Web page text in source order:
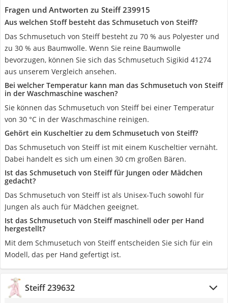
Fragen und Antworten zu Steiff 239915
Aus welchen Stoff besteht das Schmusetuch von Steiff?
Das Schmusetuch von Steiff besteht zu 70 % aus Polyester und
zu 30 % aus Baumwolle. Wenn Sie reine Baumwolle
bevorzugen, können Sie sich das Schmusetuch Sigikid 41274
aus unserem Vergleich ansehen.
Bei welcher Temperatur kann man das Schmusetuch von Steiff
in der Waschmaschine waschen?
Sie können das Schmusetuch von Steiff bei einer Temperatur
von 30 °C in der Waschmaschine reinigen.
Gehört ein Kuscheltier zu dem Schmusetuch von Steiff?
Das Schmusetuch von Steiff ist mit einem Kuscheltier vernäht.
Dabei handelt es sich um einen 30 cm großen Bären.
Ist das Schmusetuch von Steiff für Jungen oder Mädchen
gedacht?
Das Schmusetuch von Steiff ist als Unisex-Tuch sowohl für
Jungen als auch für Mädchen geeignet.
Ist das Schmusetuch von Steiff maschinell oder per Hand
hergestellt?
Mit dem Schmusetuch von Steiff entscheiden Sie sich für ein
Modell, das per Hand gefertigt ist.
Steiff 239632